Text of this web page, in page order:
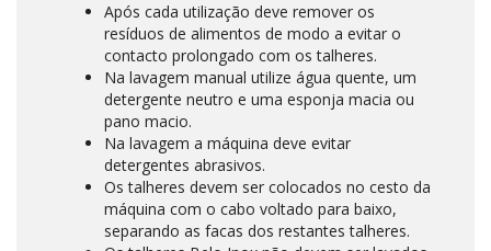
Após cada utilização deve remover os
resíduos de alimentos de modo a evitar o
contacto prolongado com os talheres.
Na lavagem manual utilize água quente, um
detergente neutro e uma esponja macia ou
pano macio.
Na lavagem a máquina deve evitar
detergentes abrasivos.
Os talheres devem ser colocados no cesto da
máquina com o cabo voltado para baixo,
separando as facas dos restantes talheres.